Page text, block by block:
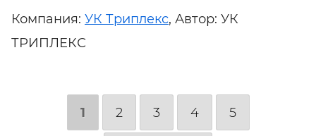
Компания: УК Триплекс, Автор: УК
ТРИПЛЕКС
1 2 3 4 5